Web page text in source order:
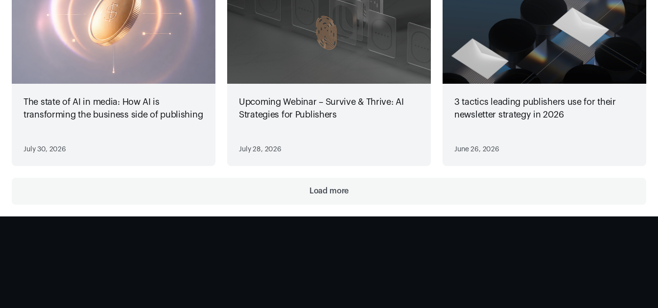
The state of AI in media: How AI is
transforming the business side of publishing
July 30, 2026
Upcoming Webinar – Survive & Thrive: AI
Strategies for Publishers
July 28, 2026
3 tactics leading publishers use for their
newsletter strategy in 2026
June 26, 2026
Load more